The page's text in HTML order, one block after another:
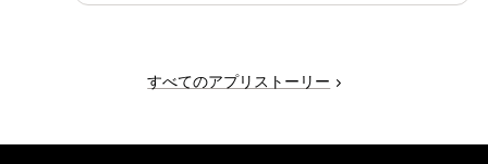
すべてのアプリストーリー